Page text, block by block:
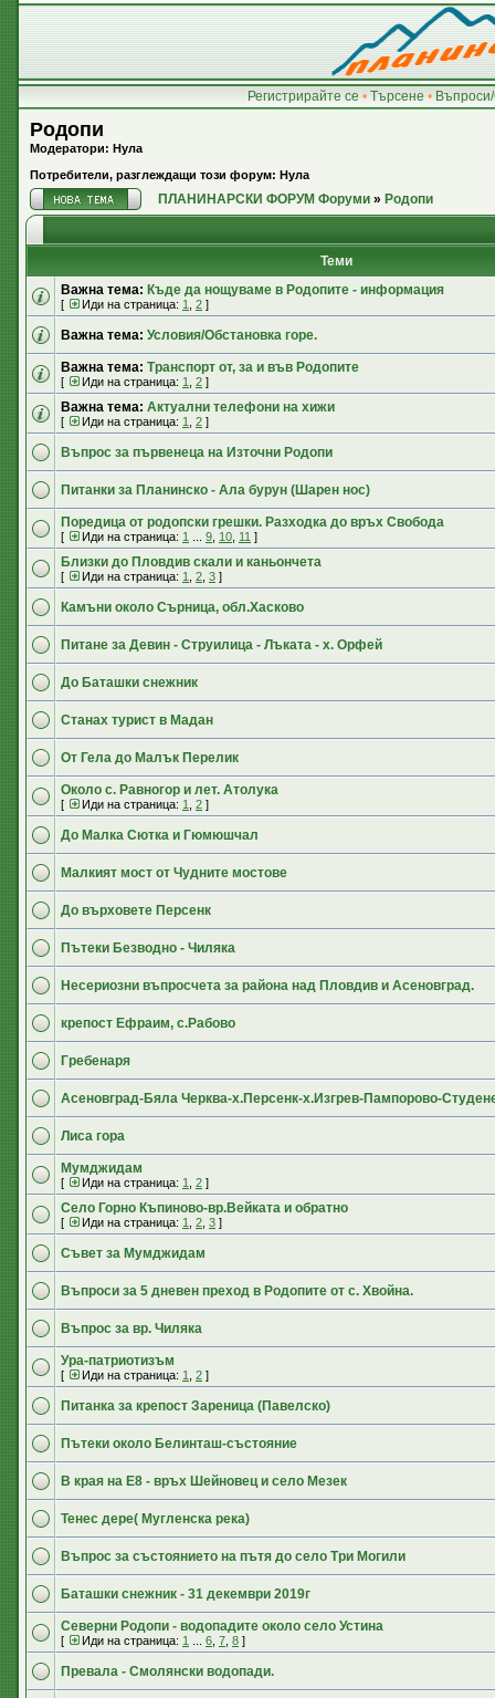
Регистрирайте се • Търсене •
Родопи
Модератори: Нула
Потребители, разглеждащи този форум: Нула
ПЛАНИНАРСКИ ФОРУМ Форуми » Родопи
Теми
Важна тема: Къде да нощуваме в Родопите - информация
[ Иди на страница: 1 2 ]
Важна тема: Условия/Обстановка горе.
Важна тема: Транспорт от, за и във Родопите
[ Иди на страница: 1 2 ]
Важна тема: Актуални телефони на хижи
[ Иди на страница: 1 2 ]
Въпрос за първенеца на Източни Родопи
Питанки за Планинско - Ала бурун (Шарен нос)
Поредица от родопски грешки. Разходка до връх Свобода
[ Иди на страница: 1 9 10 11 ]
Близки до Пловдив скали и каньончета
[ Иди на страница: 1 2 3 ]
Камъни около Сърница, обл.Хасково
Питане за Девин - Струилица - Лъката - х. Орфей
До Баташки снежник
Станах турист в Мадан
От Гела до Малък Перелик
Около с. Равногор и лет. Атолука
[ Иди на страница: 1 2 ]
До Малка Сютка и Гюмюшчал
Малкият мост от Чудните мостове
До върховете Персенк
Пътеки Безводно - Чиляка
Несериозни въпросчета за района над Пловдив и Асеновград.
крепост Ефраим, с.Рабово
Гребенаря
Асеновград-Бяла Черква-х.Персенк-х.Изгрев-Пампорово-
Лиса гора
Мумджидам
[ Иди на страница: 1 2 ]
Село Горно Къпиново-вр.Вейката и обратно
[ Иди на страница: 1 2 3 ]
Съвет за Мумджидам
Въпроси за 5 дневен преход в Родопите от с. Хвойна.
Въпрос за вр. Чиляка
Ура-патриотизъм
[ Иди на страница: 1 2 ]
Питанка за крепост Зареница (Павелско)
Пътеки около Белинташ-състояние
В края на Е8 - връх Шейновец и село Мезек
Тенес дере( Мугленска река)
Въпрос за състоянието на пътя до село Три Могили
Баташки снежник - 31 декември 2019г
Северни Родопи - водопадите около село Устина
[ Иди на страница: 1 6 7 8 ]
Превала - Смолянски водопади.